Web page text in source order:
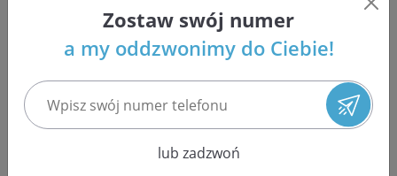
pompowtryskiwaczy i pomp Common Rail zaprasza
mieszkańców Raszyna i okolicznych miejscowości do
skorzystania z wyjątkowej oferty przygotowanej
specjalnie dla Państwa. Nasz zakład specjalizuje się w
silnikach diesla, prowadzimy pełną obsługę takich
jednostek napędowych, a na nasze naprawy i
regeneracje udzielamy dwuletniej gwarancji bez limitu
Zostaw swój numer
a my oddzwonimy do Ciebie!
lub zadzwoń